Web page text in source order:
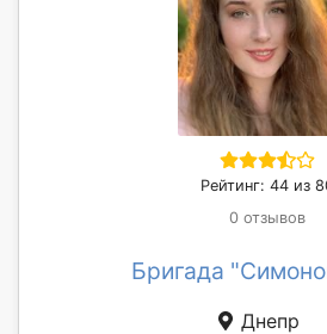
Рейтинг: 44 из
0 отзывов
Бригада
Днепр